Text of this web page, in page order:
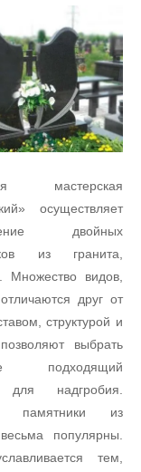
мастерская
осуществляет
двойных
из гранита,
Множество видов,
друг от
структурой и
выбрать
подходящий
для надгробия.
памятники из
популярны.
тем,